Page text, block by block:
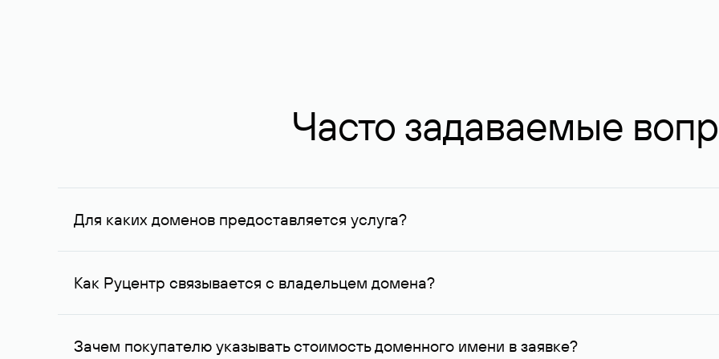
Часто задаваемые
Для каких доменов предоставляется услуга?
Услуга доступна для доменов, зарегистрированных в Руцентре и у других регистраторов. Для доменов,
Как Руцентр связывается с владельцем домена?
Для связи с владельцем домена используются его контактные данные, доступные Руцентру.
Зачем покупателю указывать стоимость доменного имени в заявке?